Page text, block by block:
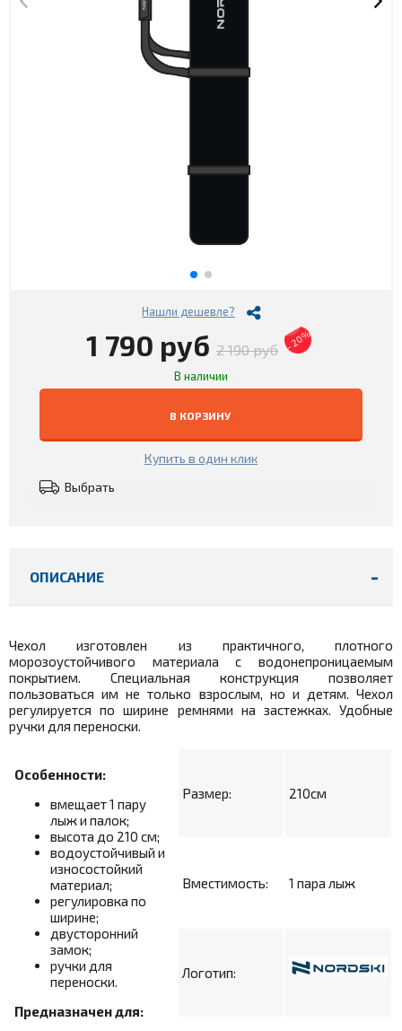
Нашли дешевле?
1 790 руб 2 190 руб - 20%
В наличии
В КОРЗИНУ
Купить в один клик
Выбрать
ОПИСАНИЕ
Чехол изготовлен из практичного, плотного
морозоустойчивого материала с водонепроницаемым
покрытием. Специальная конструкция позволяет
пользоваться им не только взрослым, но и детям. Чехол
регулируется по ширине ремнями на застежках. Удобные
ручки для переноски.
Особенности:
вмещает 1 пару
лыж и палок;
высота до 210 см;
водоустойчивый и
износостойкий
материал;
регулировка по
ширине;
двусторонний
замок;
ручки для
переноски.
Предназначен для:
Размер: 210см
Вместимость: 1 пара лыж
Логотип: